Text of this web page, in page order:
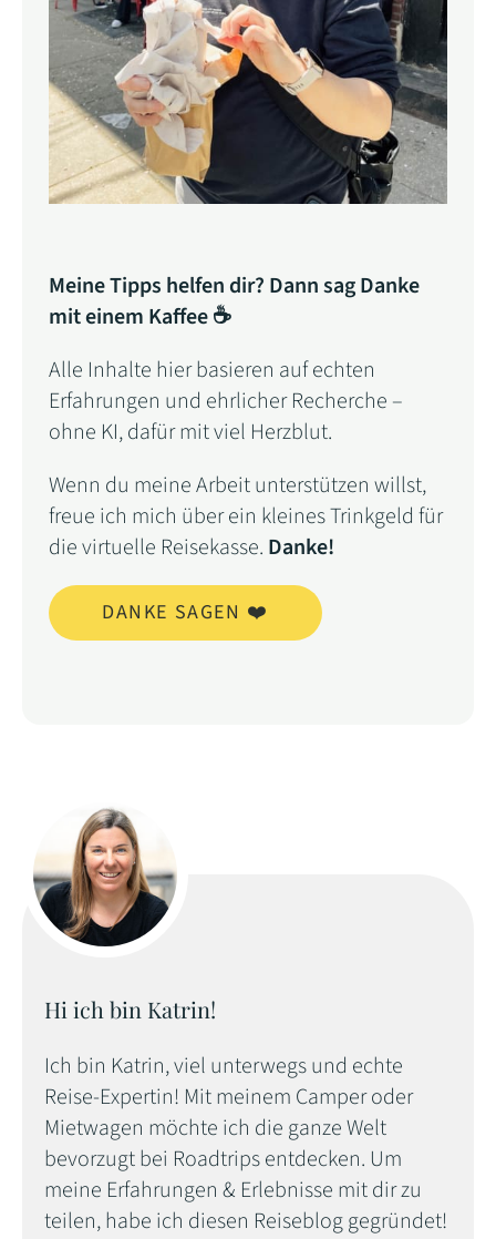
Meine Tipps helfen dir? Dann sag Danke
mit einem Kaffee ☕
Alle Inhalte hier basieren auf echten
Erfahrungen und ehrlicher Recherche –
ohne KI, dafür mit viel Herzblut.
Wenn du meine Arbeit unterstützen willst,
freue ich mich über ein kleines Trinkgeld für
die virtuelle Reisekasse. Danke!
DANKE SAGEN ❤️
Hi ich bin Katrin!
Ich bin Katrin, viel unterwegs und echte
Reise-Expertin! Mit meinem Camper oder
Mietwagen möchte ich die ganze Welt
bevorzugt bei Roadtrips entdecken. Um
meine Erfahrungen & Erlebnisse mit dir zu
teilen, habe ich diesen Reiseblog gegründet!